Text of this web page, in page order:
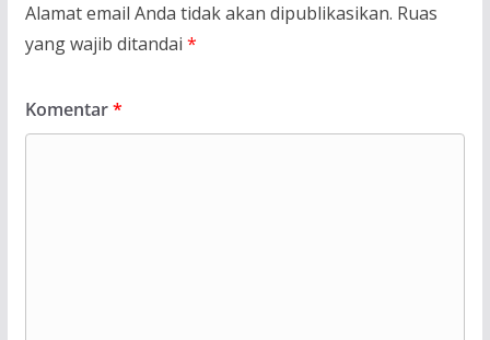
Alamat email Anda tidak akan dipublikasikan. Ruas
yang wajib ditandai *
Komentar*